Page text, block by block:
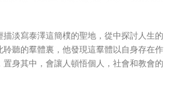
描淡寫泰澤這簡樸的聖地，從中探討人生的
聽的羣體裏，他發現這羣體以自身存在作
身其中，會讓人頓悟個人，社會和教會的